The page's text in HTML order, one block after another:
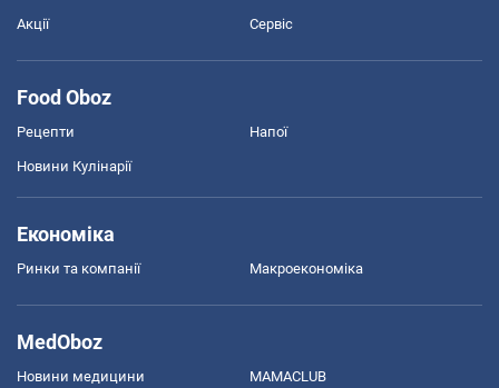
Акції Сервіс
Food Oboz
Рецепти Напої
Новини Кулінарії
Економіка
Ринки та компанії Макроекономіка
MedOboz
Новини медицини MAMACLUB